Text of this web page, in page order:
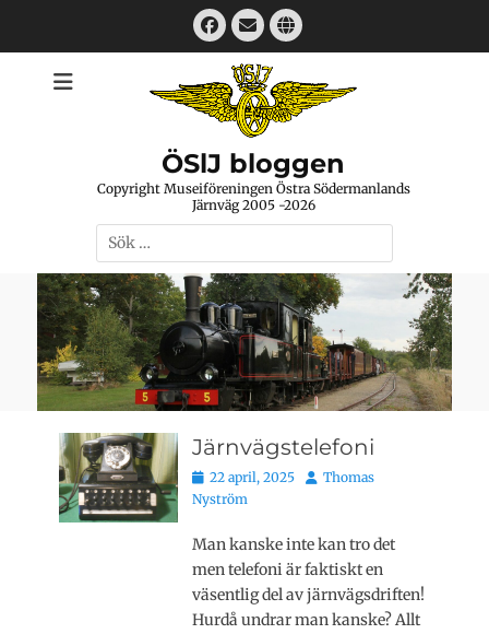
Facebook
E-
mail
Webbplats
ÖSlJ bloggen
Copyright Museiföreningen Östra Södermanlands
Järnväg 2005 -2026
Sök
efter:
Järnvägstelefoni
Publicerat
den
22 april, 2025 Författare
Thomas
Nyström
Man kanske inte kan tro det
men telefoni är faktiskt en
väsentlig del av järnvägsdriften!
Hurdå undrar man kanske? Allt